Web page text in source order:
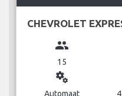
CHEVROLET
group
15
miscellaneous_services
Automaat